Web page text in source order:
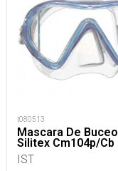
t080513
Mascara De Buceo
Silitex Cm104p/Cb
IST